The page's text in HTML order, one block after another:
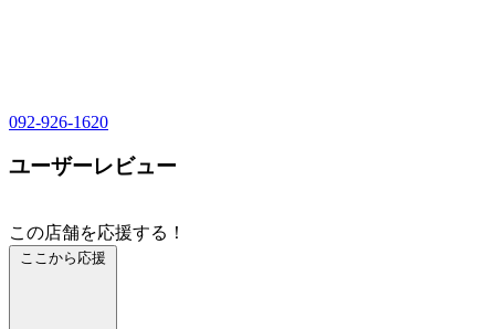
092-926-1620
ユーザーレビュー
この店舗を応援する！
ここから応援